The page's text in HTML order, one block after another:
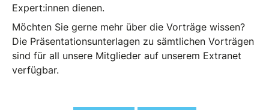
Expert:innen dienen.
Möchten Sie gerne mehr über die Vorträge wissen?
Die Präsentationsunterlagen zu sämtlichen Vorträgen
sind für all unsere Mitglieder auf unserem Extranet
verfügbar.